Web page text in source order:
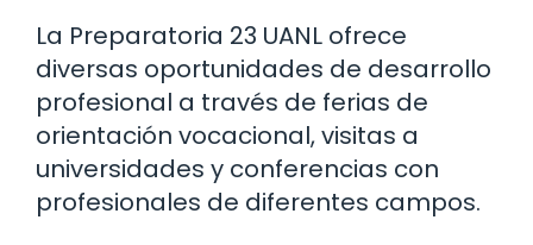
La Preparatoria 23 UANL ofrece
diversas oportunidades de desarrollo
profesional a través de ferias de
orientación vocacional, visitas a
universidades y conferencias con
profesionales de diferentes campos.